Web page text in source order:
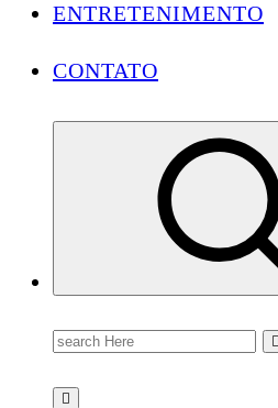
ENTRETENIMENTO
CONTATO
Search
for: